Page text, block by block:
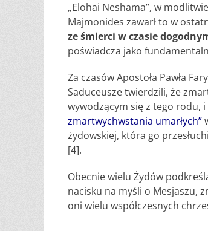
„Elohai Neshama”, w
Majmonides zawarł to w
ze śmierci w czasie
poświadcza jako
Za czasów Apostoła Pawła
Saduceusze twierdzili, że
wywodzącym się z tego rodu, i
zmartwychwstania umarłych”
żydowskiej, która go
[4].
Obecnie wielu Żydów
nacisku na myśli o Mesjaszu,
oni wielu współczesnych